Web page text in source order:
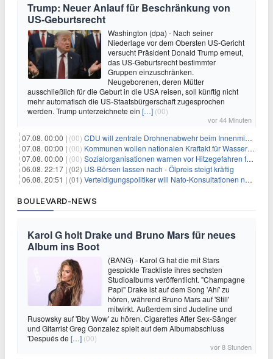
Trump: Neuer Anlauf für Beschränkung von
US-Geburtsrecht
Washington (dpa) - Nach seiner
Niederlage vor dem Obersten US-Gericht
versucht Präsident Donald Trump erneut,
das US-Geburtsrecht bestimmter
Gruppen einzuschränken.
Neugeborenen, deren Mütter
ausschließlich für die Geburt in die USA reisen, soll künftig nicht
mehr automatisch die US-Staatsbürgerschaft zugesprochen
werden. Trump unterzeichnete ein […] (00)
vor 44 Minuten
07.08. 00:00 | (00) CDU will zentrale Drohnenabwehr beim Innenministerium
07.08. 00:00 | (00) Kommunen wollen nationalen Kraftakt für Wasserversorgung
07.08. 00:00 | (00) Sozialorganisationen warnen vor Hitzegefahren für Obdachlose
06.08. 22:17 | (02) US-Börsen lassen nach - Ölpreis steigt kräftig
06.08. 20:51 | (01) Verteidigungspolitiker will Nato-Konsultationen nach Drohnenfund
BOULEVARD-NEWS
Karol G holt Drake und Bruno Mars für neues
Album ins Boot
(BANG) - Karol G hat die mit Stars
gespickte Trackliste ihres sechsten
Studioalbums veröffentlicht. "Champagne
Papi" Drake ist auf dem Song 'Ahí' zu
hören, während Bruno Mars auf 'Still'
mitwirkt. Außerdem sind Judeline und
Rusowsky auf 'Bby Wow' zu hören. Cigarettes After Sex-Sänger
und Gitarrist Greg Gonzalez spielt auf dem Albumabschluss
'Después de […] (00)
vor 8 Stunden